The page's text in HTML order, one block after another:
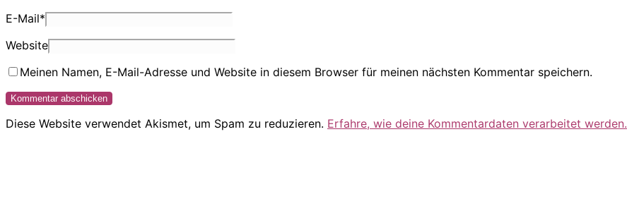
E-Mail*
Website
Meinen Namen, E-Mail-Adresse und Website in diesem Browser für meinen nächsten Kommentar speichern.
Diese Website verwendet Akismet, um Spam zu reduzieren. Erfahre, wie deine Kommentardaten verarbeitet werden.